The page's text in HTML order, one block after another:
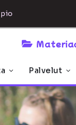
Palvelut